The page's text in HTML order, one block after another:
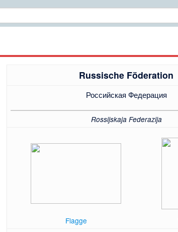
Russische Föderation
Российская Федерация
Rossijskaja Federazija
Flagge